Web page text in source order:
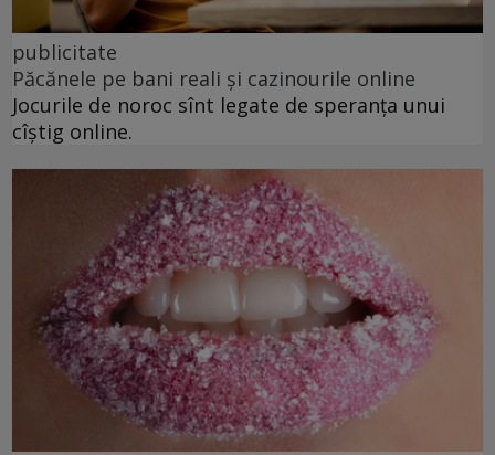
publicitate
Păcănele pe bani reali și cazinourile online
Jocurile de noroc sînt legate de speranța unui
cîștig online.